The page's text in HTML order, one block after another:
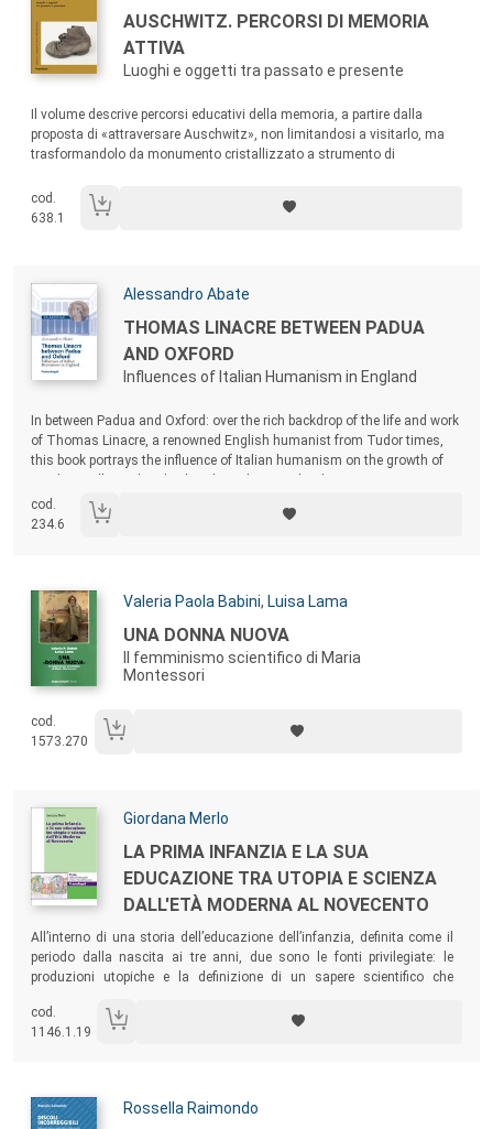
Titolo:
AUSCHWITZ. PERCORSI DI MEMORIA
ATTIVA
Luoghi e oggetti tra passato e presente
Il volume descrive percorsi educativi della memoria, a partire dalla
proposta di «attraversare Auschwitz», non limitandosi a visitarlo, ma
trasformandolo da monumento cristallizzato a strumento di
e oggetti come ponte tra passato e presente - può essere applicato a
qualsiasi altro luogo di memoria.
cod.
638.1
Autori:
Alessandro Abate
Titolo:
THOMAS LINACRE BETWEEN PADUA
AND OXFORD
Influences of Italian Humanism in England
In between Padua and Oxford: over the rich backdrop of the life and work
of Thomas Linacre, a renowned English humanist from Tudor times,
this book portrays the influence of Italian humanism on the growth of
cod.
234.6
Autori:
Valeria Paola Babini, Luisa Lama
Titolo:
UNA DONNA NUOVA
Il femminismo scientifico di Maria
Montessori
cod.
1573.270
Autori:
Giordana Merlo
Titolo:
LA PRIMA INFANZIA E LA SUA
EDUCAZIONE TRA UTOPIA E SCIENZA
DALL'ETÀ MODERNA AL NOVECENTO
All’interno di una storia dell’educazione dell’infanzia, definita come il
periodo dalla nascita ai tre anni, due sono le fonti privilegiate: le
produzioni utopiche e la definizione di un sapere scientifico che
aprono a sempre maggiori attenzioni educative.
cod.
1146.1.19
Autori:
Rossella Raimondo